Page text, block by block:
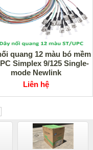
quang 12 màu bó mềm
Simplex 9/125 Single-
mode Newlink
Liên hệ